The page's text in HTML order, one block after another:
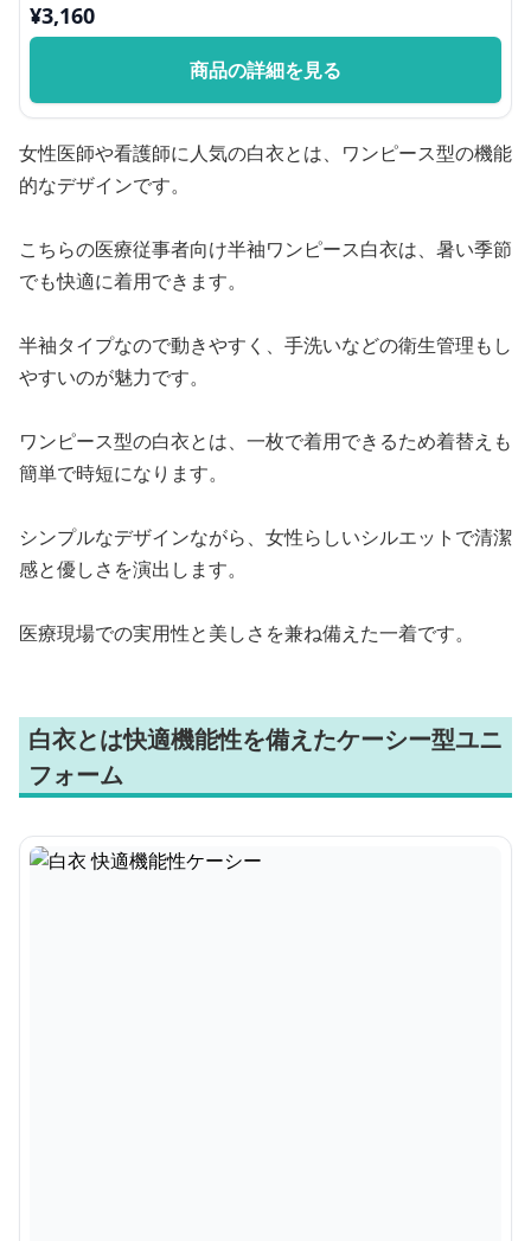
¥3,160
商品の詳細を見る
女性医師や看護師に人気の白衣とは、ワンピース型の機能
的なデザインです。
こちらの医療従事者向け半袖ワンピース白衣は、暑い季節
でも快適に着用できます。
半袖タイプなので動きやすく、手洗いなどの衛生管理もし
やすいのが魅力です。
ワンピース型の白衣とは、一枚で着用できるため着替えも
簡単で時短になります。
シンプルなデザインながら、女性らしいシルエットで清潔
感と優しさを演出します。
医療現場での実用性と美しさを兼ね備えた一着です。
白衣とは快適機能性を備えたケーシー型ユニ
フォーム